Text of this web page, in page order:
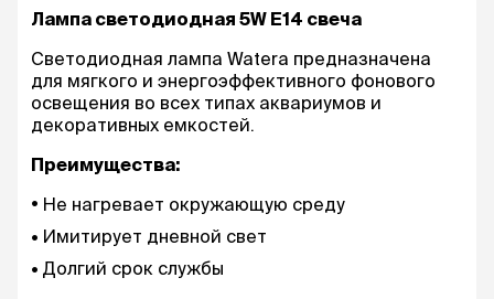
Лампа светодиодная 5W E14 свеча
Светодиодная лампа Watera предназначена
для мягкого и энергоэффективного фонового
освещения во всех типах аквариумов и
декоративных емкостей.
Преимущества:
Не нагревает окружающую среду
Имитирует дневной свет
Долгий срок службы